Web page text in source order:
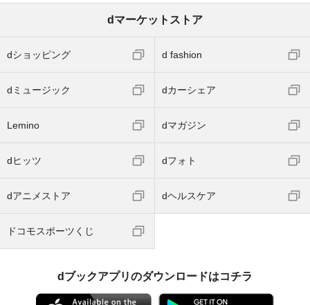
dマーケットストア
dショッピング d fashion
dミュージック dカーシェア
Lemino dマガジン
dヒッツ dフォト
dアニメストア dヘルスケア
ドコモスポーツくじ
dブックアプリのダウンロードはコチラ